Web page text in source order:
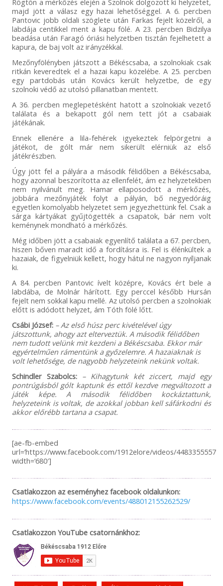
majd jött a válasz egy hazai lehetőséggel. A 6. percben
Pantovic jobb oldali szöglete után Farkas fejelt közelről, a
labdája centikkel ment a kapu fölé. A 23. percben Bidzilya
beadása után Faragó óriási helyzetben tisztán fejelhetett a
kapura, de baj volt az irányzékkal.
Mezőnyfölényben játszott a Békéscsaba, a szolnokiak csak
ritkán keveredtek el a hazai kapu közelébe. A 25. percben
egy partdobás után Kovács került helyzetbe, de egy
szolnoki védő az utolsó pillanatban mentett.
A 36. percben meglepetésként hatott a szolnokiak vezető
találata és a bekapott gól nem tett jót a csabaiak
játékának.
Ennek ellenére a lila-fehérek igyekeztek felpörgetni a
játékot, de gólt már nem sikerült elérniük az első
játékrészben.
Úgy jött fel a pályára a második félidőben a Békéscsaba,
hogy azonnal beszorította az ellenfelét, ám ez helyzetekben
nem nyilvánult meg. Hamar ellaposodott a mérkőzés,
jobbára mezőnyjáték folyt a pályán, bő negyedóráig
egyetlen komolyabb helyzetet sem jegyezhettünk fel. Csak a
sárga kártyákat gyűjtögették a csapatok, bár nem volt
keménynek mondható a mérkőzés.
Még időben jött a csabaiak egyenlítő találata a 67. percben,
hiszen bőven maradt idő a fordításra is. Fel is élénkültek a
hazaiak, de figyelniük kellett, hogy hátul ne nagyon nyíljanak
ki.
A 84. percben Pantovic ívelt középre, Kovács ért bele a
labdába, de Molnár hárított. Egy perccel később Hursán
fejelt nem sokkal kapu mellé. Az utolsó percben a szolnokiak
előtt is adódott helyzet, ám Tóth fölé lőtt.
Csábi József: – Az első húsz perc kivételével úgy
játszottunk, ahogy azt elterveztük. A második félidőben
nem tudott velünk mit kezdeni a Békéscsaba. Ekkor már
egyértelműen rámentünk a győzelemre. A hazaiaknak is
volt lehetősége, de nagyobb helyzeteink nekünk voltak.
Schindler Szabolcs: – Kihagytunk két ziccert, majd egy
pontrúgásból gólt kaptunk és ettől kezdve megváltozott a
játék képe. A második félidőben kockáztattunk,
helyzeteink is voltak, de azokkal jobban kell sáfárkodni és
akkor előrébb tartana a csapat.
[ae-fb-embed
url=’https://www.facebook.com/1912elore/videos/
width=’680′]
Csatlakozzon az eseményhez facebook oldalunkon:
https://www.facebook.com/events/488012155262529/
Csatlakozzon YouTube csatornánkhoz: